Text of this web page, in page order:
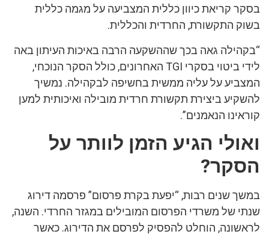
בסקר קריאת כיוון כללית המצביעה על מגמה כללית
בשוק התקשורת, החרדית והכללית.
“בקהילה גאה בכך שההשקעה הרבה באיכות העיתון באה
לידי ביטוי בסקרי TGI האחרונים, כולל הסקר הנוכחי,
המצביע על עליה ממשית בחשיפה לבקהילה. נמשיך
להשקיע ביצירת תקשורת חרדית מובילה ואיכותית למען
קוראינו הנאמנים”.
ואולי הגיע הזמן לוותר על
הסקר?
במשך שנים רבות, “יפעת בקרת פרסום” פרסמה דירוג
שנתי של משרדי הפרסום המובילים במגזר החרדי. השנה,
לראשונה, הוחלט להפסיק לפרסם את הדירוג. כאשר